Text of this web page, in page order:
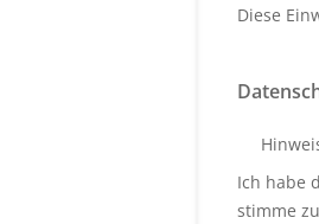
Diese
Ich habe
stimme